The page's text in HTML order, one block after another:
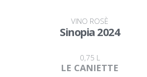
VINO ROSÈ
Sinopia 2024
0,75 L
LE CANIETTE